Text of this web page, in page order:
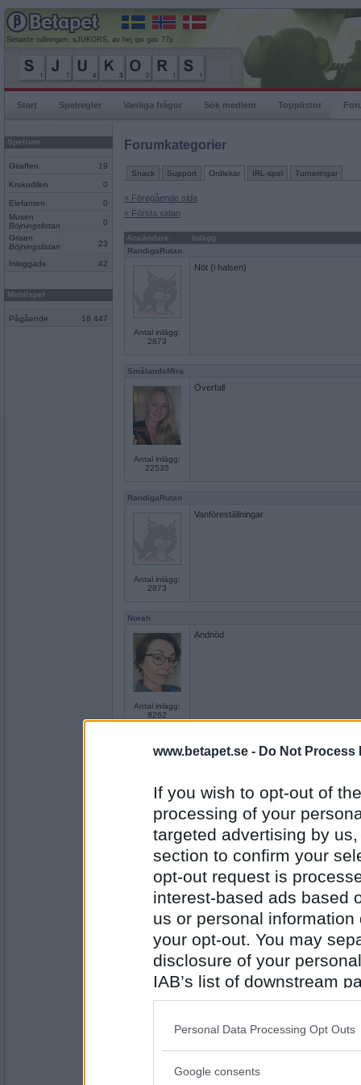
www.betapet.se - Do Not Process
If you wish to opt-out of
processing of your
targeted advertising by
section to confirm your
opt-out request is
interest-based ads based
us or personal
your opt-out. You may
disclosure of your
IAB’s list of downstream
also be disclosed by us
Downstream Participants
Please note that this
Personal Data Processing Opt Outs
Google consents
Senaste rullningen, sJUKORS, av hej qw gav 77p
Start Spelregler Vanliga frågor Sök medlem Topplistor
Spelrum
Giraffen 19
Krokodilen 0
Elefanten
0
Musen
Böjningslistan
0
Grisen
Böjningslistan
23
Inloggade 42
Mobilspel
Pågående 18 447
Forumkategorier
Snack Support Ordlekar IRL-spel Turneringar
« Föregående sida
« Första sidan
Användare
Inlägg
RandigaRutan
Antal inlägg:
2873
Nöt (i halsen)
SmålandsMira
Antal inlägg:
22535
Överfall
RandigaRutan
Antal inlägg:
2873
Vanföreställningar
Norah
Antal inlägg:
8262
Andnöd
- Ej medlem längre
Antal inlägg:
1889
Nikotin
Antal inlägg:
8262
Idioter
Antal inlägg: